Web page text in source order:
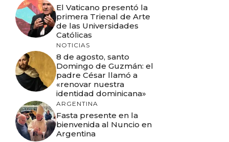
El Vaticano presentó la
primera Trienal de Arte
de las Universidades
Católicas
NOTICIAS
8 de agosto, santo
Domingo de Guzmán: el
padre César llamó a
«renovar nuestra
identidad dominicana»
ARGENTINA
Fasta presente en la
bienvenida al Nuncio en
Argentina